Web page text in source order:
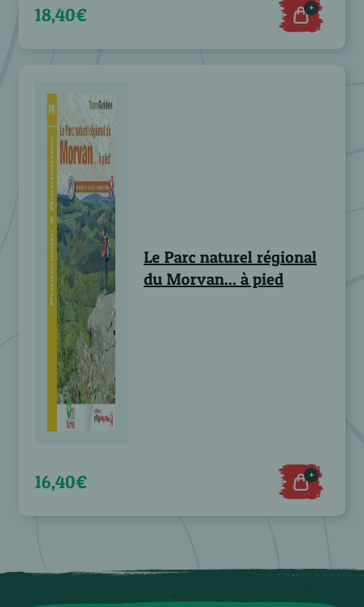
18,40€ +
Le Parc naturel régional
du Morvan... à pied
16,40€ +